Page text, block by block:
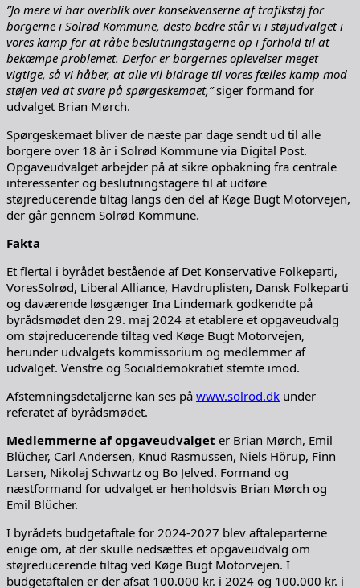
”Jo mere vi har overblik over konsekvenserne af trafikstøj for
borgerne i Solrød Kommune, desto bedre står vi i støjudvalget i
vores kamp for at råbe beslutningstagerne op i forhold til at
bekæmpe problemet. Derfor er borgernes oplevelser meget
vigtige, så vi håber, at alle vil bidrage til vores fælles kamp mod
støjen ved at svare på spørgeskemaet,”siger formand for
udvalget Brian Mørch.
Spørgeskemaet bliver de næste par dage sendt ud til alle
borgere over 18 år i Solrød Kommune via Digital Post.
Opgaveudvalget arbejder på at sikre opbakning fra centrale
interessenter og beslutningstagere til at udføre
støjreducerende tiltag langs den del af Køge Bugt Motorvejen,
der går gennem Solrød Kommune.
Fakta
Et flertal i byrådet bestående af Det Konservative Folkeparti,
VoresSolrød, Liberal Alliance, Havdruplisten, Dansk Folkeparti
og daværende løsgænger Ina Lindemark godkendte på
byrådsmødet den 29. maj 2024 at etablere et opgaveudvalg
om støjreducerende tiltag ved Køge Bugt Motorvejen,
herunder udvalgets kommissorium og medlemmer af
udvalget. Venstre og Socialdemokratiet stemte imod.
Afstemningsdetaljerne kan ses på www.solrod.dk under
referatet af byrådsmødet.
Medlemmerne af opgaveudvalget er Brian Mørch, Emil
Blücher, Carl Andersen, Knud Rasmussen, Niels Hörup, Finn
Larsen, Nikolaj Schwartz og Bo Jelved. Formand og
næstformand for udvalget er henholdsvis Brian Mørch og
Emil Blücher.
I byrådets budgetaftale for 2024-2027 blev aftaleparterne
enige om, at der skulle nedsættes et opgaveudvalg om
støjreducerende tiltag ved Køge Bugt Motorvejen. I
budgetaftalen er der afsat 100.000 kr. i 2024 og 100.000 kr. i